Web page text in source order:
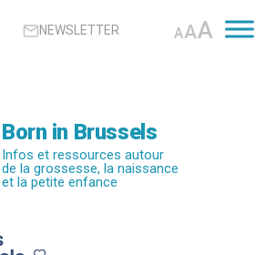
NEWSLETTER AAA
Born in Brussels
Infos et ressources autour
de la grossesse, la naissance
et la petite enfance